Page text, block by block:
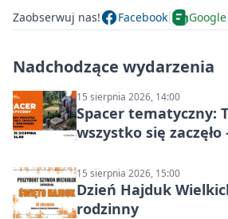
Zaobserwuj nas! Facebook
Nadchodzące wydarzenia
15 sierpnia 2026, 14:00
Spacer tematyczny:
wszystko się
15 sierpnia 2026, 15:00
Dzień Hajduk
rodzinny